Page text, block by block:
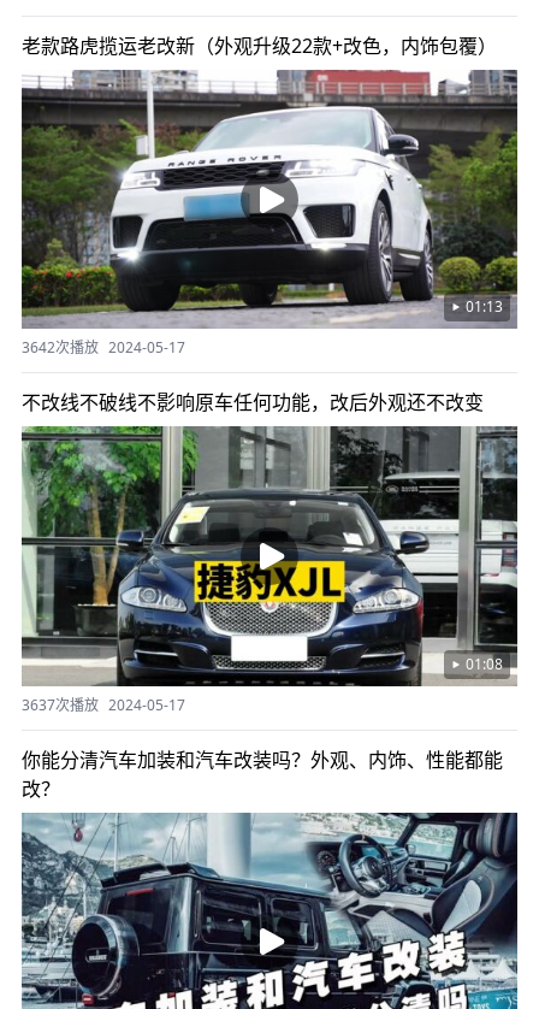
01:13
老款路虎揽运老改新（外观升级22款+改色，内饰包覆）
3642次播放 2024-05-17
01:08
不改线不破线不影响原车任何功能，改后外观还不改变
3637次播放 2024-05-17
你能分清汽车加装和汽车改装吗？外观、内饰、性能都能
改？